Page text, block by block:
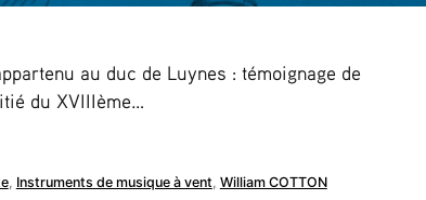
au duc de Luynes : témoignage de
du XVIIIème…
, Instruments de musique à vent, William COTTON